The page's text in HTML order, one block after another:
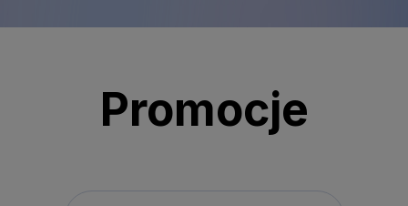
Promocje